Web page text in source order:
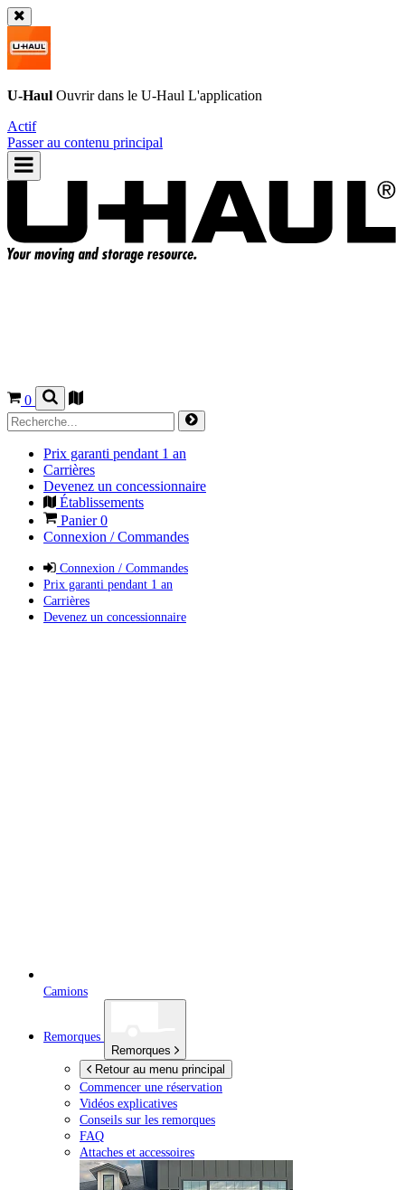
U-Haul Ouvrir dans le U-Haul L'application
Actif
Passer au contenu principal
0
Prix garanti pendant 1 an
Carrières
Devenez un concessionnaire
Établissements
Panier0
Connexion / Commandes
Connexion / Commandes
Prix garanti pendant 1 an
Carrières
Devenez un concessionnaire
Camions
Remorques
Remorques
Retour au menu principal
Commencer une réservation
Vidéos explicatives
Conseils sur les remorques
FAQ
Attaches et accessoires